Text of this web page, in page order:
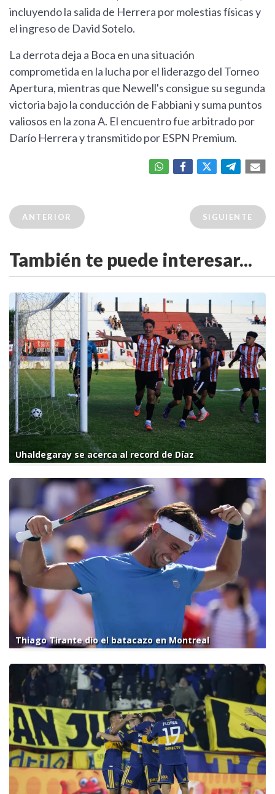
incluyendo la salida de Herrera por molestias físicas y
el ingreso de David Sotelo.
La derrota deja a Boca en una situación
comprometida en la lucha por el liderazgo del Torneo
Apertura, mientras que Newell's consigue su segunda
victoria bajo la conducción de Fabbiani y suma puntos
valiosos en la zona A. El encuentro fue arbitrado por
Darío Herrera y transmitido por ESPN Premium.
ANTERIOR SIGUIENTE
También te puede interesar...
Uhaldegaray se acerca al record de Díaz
Thiago Tirante dio el batacazo en Montreal